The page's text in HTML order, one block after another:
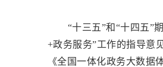
“十三五”和“十四五”
+政务服务”工作的指导意
《全国一体化政务大数